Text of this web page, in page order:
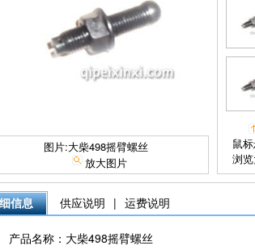
图片:大柴498摇臂螺丝
放大图片
鼠
浏
信息 供应说明 | 运费说明
产品名称：大柴498摇臂螺丝